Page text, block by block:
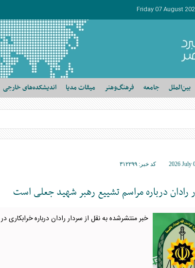
Friday 07 August
بین‌الملل جامعه فرهنگ‌وهنر میقات مدیا اندیشکده‌های خارجی
2026 July کد خبر: ۳۱۲۲۹۹
درباره مراسم تشییع رهبر شهید جعلی است
خبر منتشرشده به نقل از سردار رادان درباره